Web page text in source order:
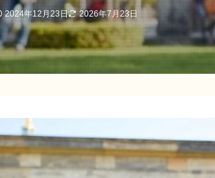
2024年12月23日 2026年7月23日